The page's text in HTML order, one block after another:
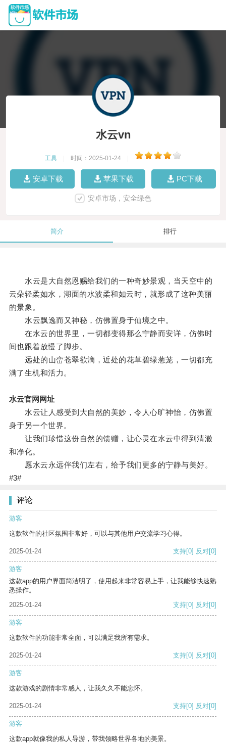
水云vn
工具 时间：2025-01-24
安卓下载 苹果下载 PC下载
安卓市场，安全绿色
简介 排行
水云是大自然恩赐给我们的一种奇妙景观，当天空中的
云朵轻柔如水，湖面的水波柔和如云时，就形成了这种美丽
的景象。
水云飘逸而又神秘，仿佛置身于仙境之中。
在水云的世界里，一切都变得那么宁静而安详，仿佛时
间也跟着放慢了脚步。
远处的山峦苍翠欲滴，近处的花草碧绿葱茏，一切都充
满了生机和活力。
水云官网网址
水云让人感受到大自然的美妙，令人心旷神怡，仿佛置
身于另一个世界。
让我们珍惜这份自然的馈赠，让心灵在水云中得到清澈
和净化。
愿水云永远伴我们左右，给予我们更多的宁静与美好。
#3#
评论
游客
这款软件的社区氛围非常好，可以与其他用户交流学习心得。
2025-01-24 支持[0] 反对[0]
游客
这款app的用户界面简洁明了，使用起来非常容易上手，让我能够快速熟
悉操作。
2025-01-24
支持[0] 反对[0]
游客
这款软件的功能非常全面，可以满足我所有需求。
2025-01-24 支持[0] 反对[0]
游客
这款游戏的剧情非常感人，让我久久不能忘怀。
2025-01-24 支持[0] 反对[0]
游客
这款app就像我的私人导游，带我领略世界各地的美景。